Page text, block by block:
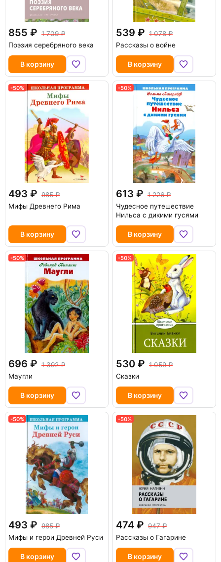
855
1 709
Поэзия серебряного века
В корзину
539
1 078
Рассказы о войне
В корзину
-50%
493
985
Мифы Древнего Рима
В корзину
-50%
613
1 226
Чудесное путешествие
Нильса с дикими гусями
В корзину
-50%
696
1 392
Маугли
В корзину
-50%
530
1 059
Сказки
В корзину
-50%
493
985
Мифы и герои Древней Руси
В корзину
-50%
474
947
Рассказы о Гагарине
В корзину